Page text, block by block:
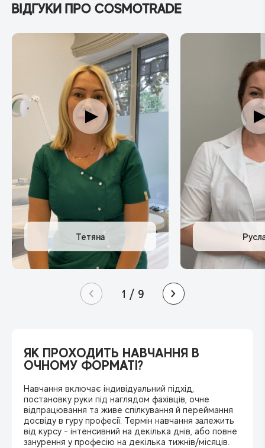
ВІДГУКИ ПРО COSMOTRADE
1 / 9
ЯК ПРОХОДИТЬ НАВЧАННЯ В
ОЧНОМУ ФОРМАТІ?
Навчання включає індивідуальний підхід,
постановку руки під наглядом фахівців, очне
відпрацювання та живе спілкування й переймання
досвіду в гуру професії. Термін навчання залежить
від курсу - інтенсивний на декілька днів, або повне
занурення у професію на декілька тижнів/місяців.